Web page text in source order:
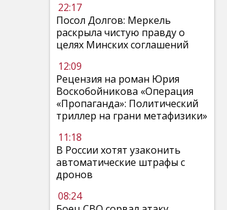
22:17
Посол Долгов: Меркель
раскрыла чистую правду о
целях Минских соглашений
12:09
Рецензия на роман Юрия
Воскобойникова «Операция
«Пропаганда»: Политический
триллер на грани метафизики»
11:18
В России хотят узаконить
автоматические штрафы с
дронов
08:24